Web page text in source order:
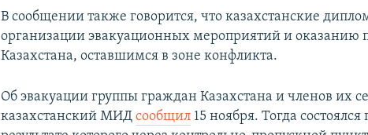
В сообщении также говорится, что казахстанские
организации эвакуационных мероприятий и
Казахстана, оставшимся в зоне конфликта.
Об эвакуации группы граждан Казахстана и членов их
казахстанский МИДсообщил 15 ноября. Тогда